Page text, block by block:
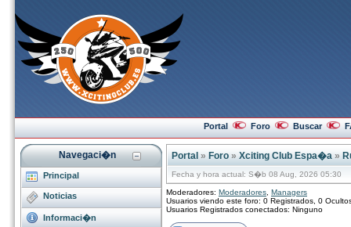
Portal Foro Buscar
Navegaci�n
Principal
Noticias
Informaci�n
Portal » Foro » Xciting Club Espa�a »
Fecha y hora actual: S�b 08 Aug, 2026 05:30
Moderadores: Moderadores Managers
Usuarios viendo este foro: 0 Registrados, 0
Usuarios Registrados conectados: Ninguno